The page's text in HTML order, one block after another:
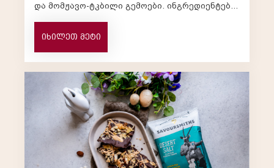
და მომჟავო-ტკბილი გემოები. ინგრედიენტები:
იხილეთ მეტი